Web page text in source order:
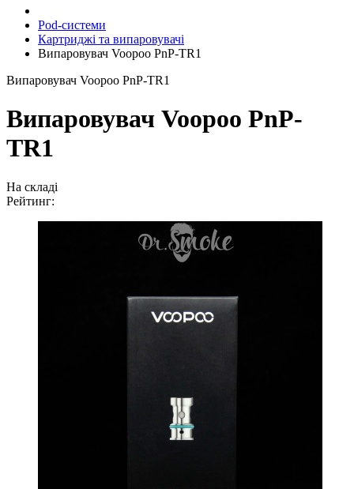
Pod-системи
Картриджі та випаровувачі
Випаровувач Voopoo PnP-TR1
Випаровувач Voopoo PnP-TR1
Випаровувач Voopoo PnP-
TR1
На складі
Рейтинг: